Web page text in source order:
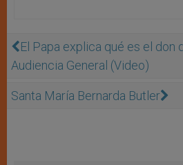
El Papa explica qué es el don
Audiencia General (Video)
Santa María Bernarda Butler